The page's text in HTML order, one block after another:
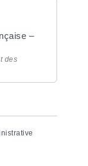
–
des